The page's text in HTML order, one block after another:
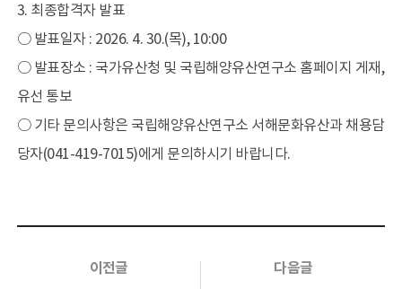
고려도기 DB
해양유산 갤러리
정보공개제도와 신청
3. 최종합격자 발표
○ 발표일자 : 2026. 4. 30.(목), 10:00
○ 발표장소 : 국가유산청 및 국립해양유산연구소 홈페이지 게재,
유선 통보
○ 기타 문의사항은 국립해양유산연구소 서해문화유산과 채용담
당자(041-419-7015)에게 문의하시기 바랍니다.
이전글 다음글